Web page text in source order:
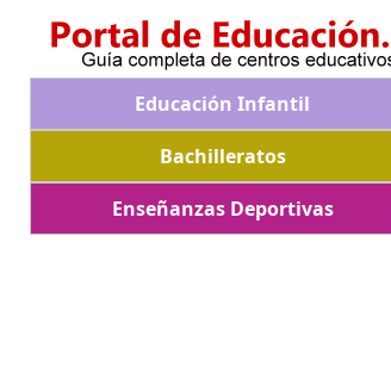
Educación Infantil
Bachilleratos
Enseñanzas Deportivas